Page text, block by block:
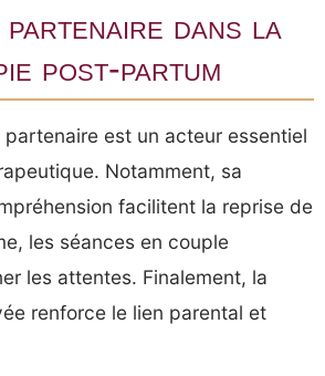
dans la
post-partum
partenaire est un acteur essentiel
Notamment, sa
facilitent la reprise de
les séances en couple
les attentes. Finalement, la
renforce le lien parental et